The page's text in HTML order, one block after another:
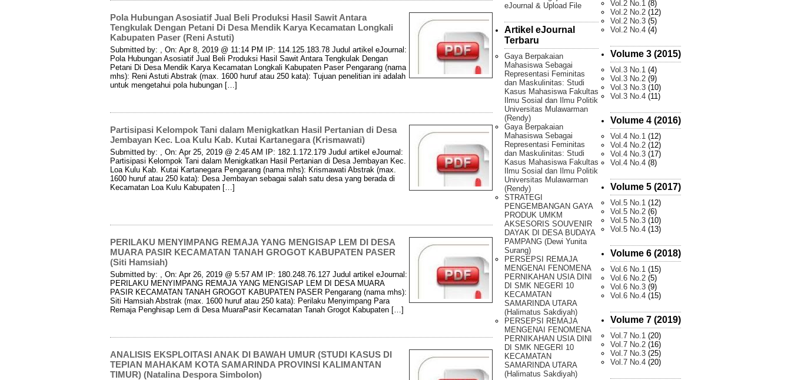
Pola Hubungan Asosiatif Jual Beli Produksi Hasil Sawit Antara
Tengkulak Dengan Petani Di Desa Mendik Karya Kecamatan Longkali
Kabupaten Paser (Reni Astuti)
Submitted by: , On: Apr 8, 2019 @ 11:14 PM IP: 114.125.183.78 Judul artikel eJournal:
Pola Hubungan Asosiatif Jual Beli Produksi Hasil Sawit Antara Tengkulak Dengan
Petani Di Desa Mendik Karya Kecamatan Longkali Kabupaten Paser Pengarang (nama
mhs): Reni Astuti Abstrak (max. 1600 huruf atau 250 kata): Tujuan penelitian ini adalah
untuk mengetahui pola hubungan […]
Partisipasi Kelompok Tani dalam Menigkatkan Hasil Pertanian di Desa
Jembayan Kec. Loa Kulu Kab. Kutai Kartanegara (Krismawati)
Submitted by: , On: Apr 25, 2019 @ 2:45 AM IP: 182.1.172.179 Judul artikel eJournal:
Partisipasi Kelompok Tani dalam Menigkatkan Hasil Pertanian di Desa Jembayan Kec.
Loa Kulu Kab. Kutai Kartanegara Pengarang (nama mhs): Krismawati Abstrak (max.
1600 huruf atau 250 kata): Desa Jembayan sebagai salah satu desa yang berada di
Kecamatan Loa Kulu Kabupaten […]
PERILAKU MENYIMPANG REMAJA YANG MENGISAP LEM DI DESA
MUARA PASIR KECAMATAN TANAH GROGOT KABUPATEN PASER
(Siti Hamsiah)
Submitted by: , On: Apr 26, 2019 @ 5:57 AM IP: 180.248.76.127 Judul artikel eJournal:
PERILAKU MENYIMPANG REMAJA YANG MENGISAP LEM DI DESA MUARA
PASIR KECAMATAN TANAH GROGOT KABUPATEN PASER Pengarang (nama mhs):
Siti Hamsiah Abstrak (max. 1600 huruf atau 250 kata): Perilaku Menyimpang Para
Remaja Penghisap Lem di Desa MuaraPasir Kecamatan Tanah Grogot Kabupaten […]
ANALISIS EKSPLOITASI ANAK DI BAWAH UMUR (STUDI KASUS DI
TEPIAN MAHAKAM KOTA SAMARINDA PROVINSI KALIMANTAN
TIMUR) (Natalina Despora Simbolon)
eJournal & Upload File
Artikel eJournal
Terbaru
Gaya Berpakaian
Mahasiswa Sebagai
Representasi Feminitas
dan Maskulinitas: Studi
Kasus Mahasiswa Fakultas
Ilmu Sosial dan Ilmu Politik
Universitas Mulawarman
(Rendy)
Gaya Berpakaian
Mahasiswa Sebagai
Representasi Feminitas
dan Maskulinitas: Studi
Kasus Mahasiswa Fakultas
Ilmu Sosial dan Ilmu Politik
Universitas Mulawarman
(Rendy)
STRATEGI
PENGEMBANGAN GAYA
PRODUK UMKM
AKSESORIS SOUVENIR
DAYAK DI DESA BUDAYA
PAMPANG (Dewi Yunita
Surang)
PERSEPSI REMAJA
MENGENAI FENOMENA
PERNIKAHAN USIA DINI
DI SMK NEGERI 10
KECAMATAN
SAMARINDA UTARA
(Halimatus Sakdiyah)
PERSEPSI REMAJA
MENGENAI FENOMENA
PERNIKAHAN USIA DINI
DI SMK NEGERI 10
KECAMATAN
SAMARINDA UTARA
(Halimatus Sakdiyah)
Vol.2 No.1 (8)
Vol.2 No.2 (12)
Vol.2 No.3 (5)
Vol.2 No.4 (4)
Volume 3 (2015)
Vol.3 No.1 (4)
Vol.3 No.2 (9)
Vol.3 No.3 (10)
Vol.3 No.4 (11)
Volume 4 (2016)
Vol.4 No.1 (12)
Vol.4 No.2 (12)
Vol.4 No.3 (17)
Vol.4 No.4 (8)
Volume 5 (2017)
Vol.5 No.1 (12)
Vol.5 No.2 (6)
Vol.5 No.3 (10)
Vol.5 No.4 (13)
Volume 6 (2018)
Vol.6 No.1 (15)
Vol.6 No.2 (5)
Vol.6 No.3 (9)
Vol.6 No.4 (15)
Volume 7 (2019)
Vol.7 No.1 (20)
Vol.7 No.2 (16)
Vol.7 No.3 (25)
Vol.7 No.4 (20)